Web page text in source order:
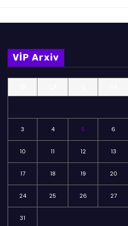
VİP Arxiv
3 4 5 6
10 11 12 13
17 18 19 20
24 25 26 27
31